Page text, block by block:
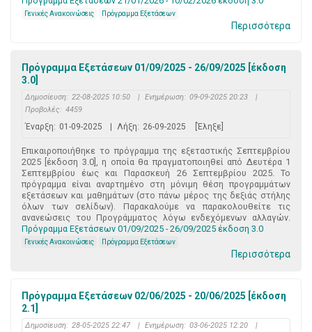
Γενικές Ανακοινώσεις Πρόγραμμα Εξετάσεων
Περισσότερα
Πρόγραμμα Εξετάσεων 01/09/2025 - 26/09/2025 [έκδοση
3.0]
Δημοσίευση: 22-08-2025 10:50 | Ενημέρωση: 09-09-2025 20:23
|
Προβολές: 4459
Έναρξη: 01-09-2025 | Λήξη: 26-09-2025 [Έληξε]
Επικαιροποιήθηκε το πρόγραμμα της εξεταστικής Σεπτεμβρίου
2025 [έκδοση 3.0], η οποία θα πραγματοποιηθεί από Δευτέρα 1
Σεπτεμβρίου έως και Παρασκευή 26 Σεπτεμβρίου 2025. Το
πρόγραμμα είναι αναρτημένο στη μόνιμη θέση προγραμμάτων
εξετάσεων και μαθημάτων (στο πάνω μέρος της δεξιάς στήλης
όλων των σελίδων). Παρακαλούμε να παρακολουθείτε τις
ανανεώσεις του Προγράμματος λόγω ενδεχόμενων αλλαγών.
Πρόγραμμα Εξετάσεων 01/09/2025 - 26/09/2025 έκδοση 3.0
Γενικές Ανακοινώσεις Πρόγραμμα Εξετάσεων
Περισσότερα
Πρόγραμμα Εξετάσεων 02/06/2025 - 20/06/2025 [έκδοση
2.1]
Δημοσίευση: 28-05-2025 22:47 | Ενημέρωση: 03-06-2025 12:20
|